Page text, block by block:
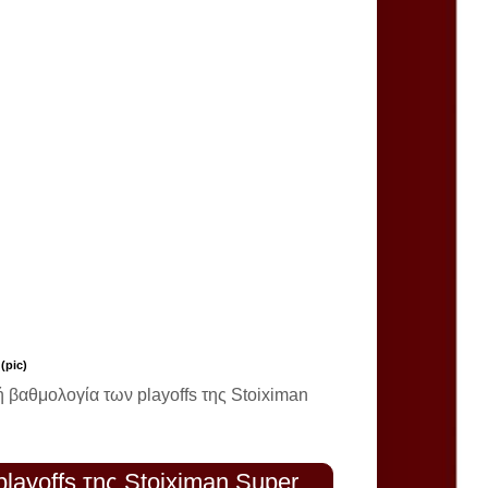
(pic)
βαθμολογία των playoffs της Stoiximan
της Stoiximan Super